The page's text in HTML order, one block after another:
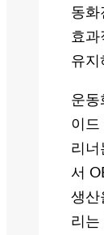
동화
효과
유지
운동
이드
리너
서
생산
리는